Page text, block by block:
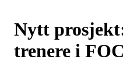
Nytt
trenere i